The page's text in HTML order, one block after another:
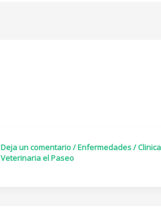
Deja un comentario/Enfermedades/Clinica
Veterinaria el Paseo